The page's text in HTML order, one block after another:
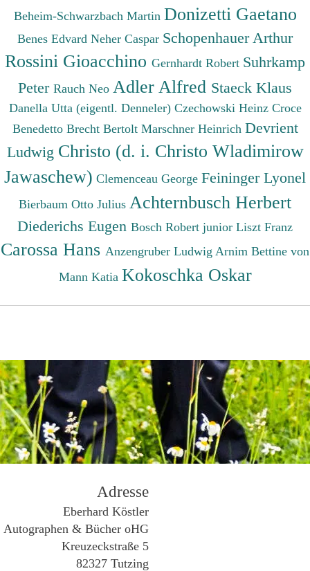
Beheim-Schwarzbach Martin Donizetti Gaetano
Benes Edvard Neher Caspar Schopenhauer Arthur
Rossini Gioacchino Gernhardt Robert Suhrkamp
Peter Rauch Neo Adler Alfred Staeck Klaus
Danella Utta (eigentl. Denneler) Czechowski Heinz Croce
Benedetto Brecht Bertolt Marschner Heinrich Devrient
Ludwig Christo (d. i. Christo Wladimirow
Jawaschew) Clemenceau George Feininger Lyonel
Bierbaum Otto Julius Achternbusch Herbert
Diederichs Eugen Bosch Robert junior Liszt Franz
Carossa Hans Anzengruber Ludwig Arnim Bettine von
Mann Katia Kokoschka Oskar
Adresse
Eberhard Köstler
Autographen & Bücher oHG
Kreuzeckstraße 5
82327 Tutzing